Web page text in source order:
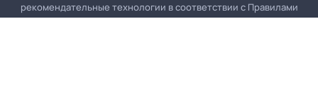
рекомендательные технологии в соответствии с Правилами